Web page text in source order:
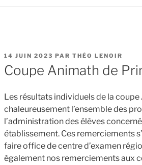
PUBLIÉ
LE
14 JUIN 2023 PAR THÉO LENOIR
Coupe Animath de
Les résultats individuels de la
chaleureusement l’ensemble des
l’administration des élèves
établissement. Ces remerciements
faire office de centre d’examen
également nos remerciements aux